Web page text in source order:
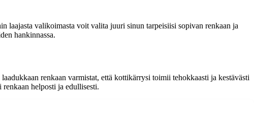
laajasta valikoimasta voit valita juuri sinun tarpeisiisi sopivan renkaan ja
hankinnassa.
renkaan varmistat, että kottikärrysi toimii tehokkaasti ja kestävästi
helposti ja edullisesti.